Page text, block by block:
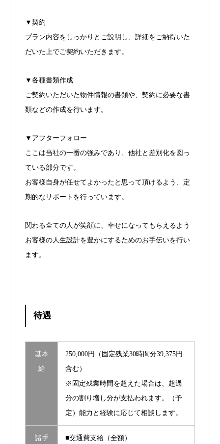
▼契約
プラン内容をしっかりとご説明し、詳細をご納得いた
だいた上でご契約いただきます。
▼各種書類作成
ご契約いただいた物件情報の書類や、契約に必要な書
類などの作成を行います。
▼アフターフォロー
ここは当社の一番の強みであり、他社と差別化を図っ
ている部分です。
お客様自身が任せてよかったと思って頂けるよう、定
期的なサポートを行っています。
関わる全ての人が笑顔に、幸せになってもらえるよう
お客様の人生設計を豊かにするためのお手伝いを行い
ます。
待遇
基本
給
250,000円（固定残業30時間分39,375円
含む）
※固定残業時間を超えた場合は、超過
分の割り増し分が支払われます。（予
定）能力と経験に応じて相談します。
諸手 ■交通費支給（全額）